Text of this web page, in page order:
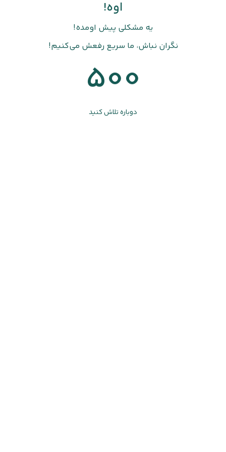
اوه!
یه مشکلی پیش اومده!
نگران نباش، ما سریع رفعش می‌کنیم!
500
دوباره تلاش کنید